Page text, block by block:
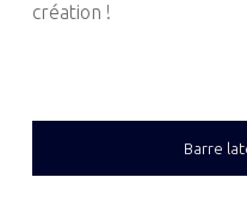
création !
SIDEBAR
Barre